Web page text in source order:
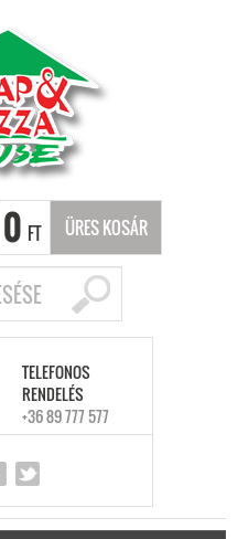
0 FT ÜRES KOSÁR
TELEFONOS
RENDELÉS
+36 89 777 577